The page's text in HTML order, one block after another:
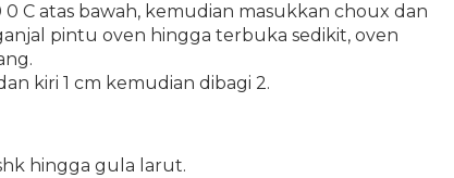
C atas bawah, kemudian masukkan choux dan
pintu oven hingga terbuka sedikit, oven
kiri 1 cm kemudian dibagi 2.
hingga gula larut.